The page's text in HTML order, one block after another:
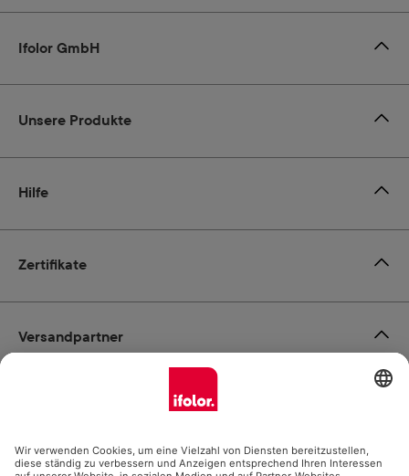
Zertifikate
Ifolor GmbH
Unsere Produkte
Hilfe
Zahlungsmöglichkeiten
Versandpartner